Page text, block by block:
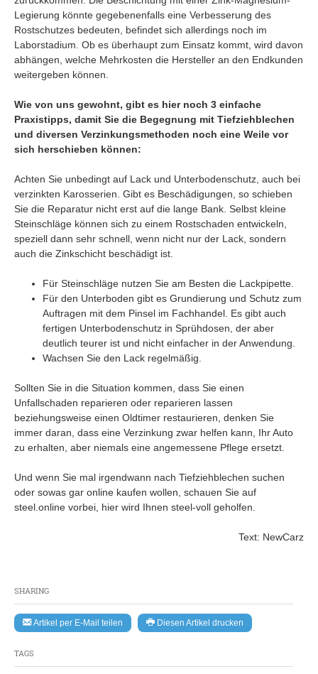
SHARING
Artikel per E-Mail teilen Diesen Artikel drucken
TAGS
Legierung könnte gegebenenfalls eine Verbesserung des
Rostschutzes bedeuten, befindet sich allerdings noch im
Laborstadium. Ob es überhaupt zum Einsatz kommt, wird davon
abhängen, welche Mehrkosten die Hersteller an den Endkunden
weitergeben können.
Wie von uns gewohnt, gibt es hier noch 3 einfache
Praxistipps, damit Sie die Begegnung mit Tiefziehblechen
und diversen Verzinkungsmethoden noch eine Weile vor
sich herschieben können:
Achten Sie unbedingt auf Lack und Unterbodenschutz, auch bei
verzinkten Karosserien. Gibt es Beschädigungen, so schieben
Sie die Reparatur nicht erst auf die lange Bank. Selbst kleine
Steinschläge können sich zu einem Rostschaden entwickeln,
speziell dann sehr schnell, wenn nicht nur der Lack, sondern
auch die Zinkschicht beschädigt ist.
Für Steinschläge nutzen Sie am Besten die Lackpipette.
Für den Unterboden gibt es Grundierung und Schutz zum
Auftragen mit dem Pinsel im Fachhandel. Es gibt auch
fertigen Unterbodenschutz in Sprühdosen, der aber
deutlich teurer ist und nicht einfacher in der Anwendung.
Wachsen Sie den Lack regelmäßig.
Sollten Sie in die Situation kommen, dass Sie einen
Unfallschaden reparieren oder reparieren lassen
beziehungsweise einen Oldtimer restaurieren, denken Sie
immer daran, dass eine Verzinkung zwar helfen kann, Ihr Auto
zu erhalten, aber niemals eine angemessene Pflege ersetzt.
Und wenn Sie mal irgendwann nach Tiefziehblechen suchen
oder sowas gar online kaufen wollen, schauen Sie auf
steel.online vorbei, hier wird Ihnen steel-voll geholfen.
Text: NewCarz